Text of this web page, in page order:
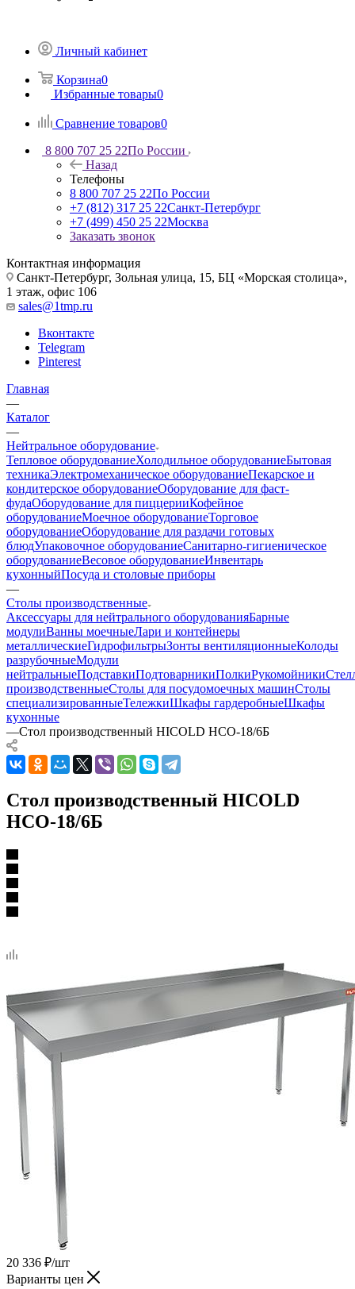
Личный кабинет
Корзина0
Избранные товары0
Сравнение товаров0
8 800 707 25 22По России
Назад
Телефоны
8 800 707 25 22По России
+7 (812) 317 25 22Санкт-Петербург
+7 (499) 450 25 22Москва
Заказать звонок
Контактная информация
Санкт-Петербург, Зольная улица, 15, БЦ «Морская столица»,
1 этаж, офис 106
sales@1tmp.ru
Вконтакте
Telegram
Pinterest
Главная
—
Каталог
—
Нейтральное оборудование
Тепловое оборудованиеХолодильное оборудованиеБытовая
техникаЭлектромеханическое оборудованиеПекарское и
кондитерское оборудованиеОборудование для фаст-
фудаОборудование для пиццерииКофейное
оборудованиеМоечное оборудованиеТорговое
оборудованиеОборудование для раздачи готовых
блюдУпаковочное оборудованиеСанитарно-гигиеническое
оборудованиеВесовое оборудованиеИнвентарь
кухонныйПосуда и столовые приборы
—
Столы производственные
Аксессуары для нейтрального оборудованияБарные
модулиВанны моечныеЛари и контейнеры
металлическиеГидрофильтрыЗонты вентиляционныеКолоды
разрубочныеМодули
нейтральныеПодставкиПодтоварникиПолкиРукомойники
производственныеСтолы для посудомоечных машинСтолы
специализированныеТележкиШкафы гардеробныеШкафы
кухонные
—Стол производственный HICOLD НСО-18/6Б
Стол производственный HICOLD
НСО-18/6Б
20 336 ₽/шт
Варианты цен